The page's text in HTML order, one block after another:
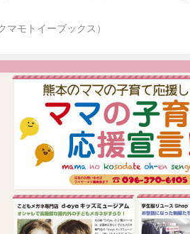
モトイーブックス）